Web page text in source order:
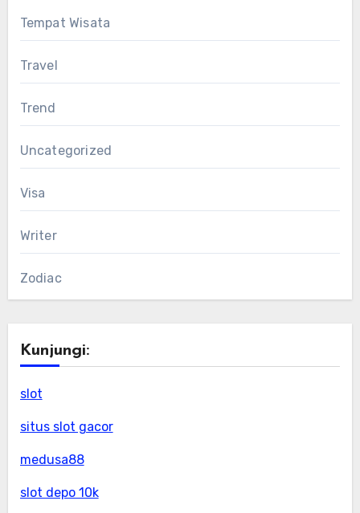
Tempat Wisata
Travel
Trend
Uncategorized
Visa
Writer
Zodiac
Kunjungi:
slot
situs slot gacor
medusa88
slot depo 10k